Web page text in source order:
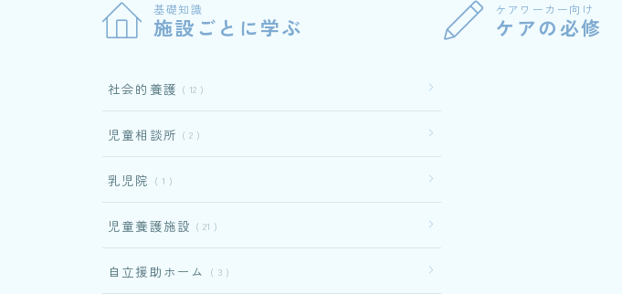
基礎知識
施設ごとに学ぶ
社会的養護 12
児童相談所 2
乳児院 1
児童養護施設 21
自立援助ホーム 3
ケアワーカー向け
ケアの必修